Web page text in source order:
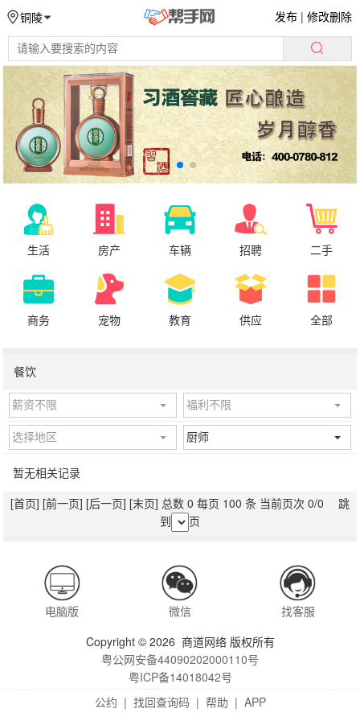
铜陵 发布 |修改删除
生活 房产 车辆 招聘 二手
商务 宠物 教育 供应 全部
餐饮
薪资不限 福利不限
选择地区 厨师
暂无相关记录
[首页] [前一页] [后一页] [末页] 总数 0 每页 100 条 当前页次 0/0 跳
到
页
电脑版 微信
找客服
Copyright © 2026 商道网络 版权所有
粤公网安备44090202000110号
粤ICP备14018042号
公约 | 找回查询码 | 帮助 | APP